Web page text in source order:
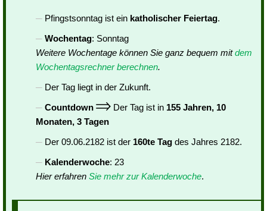
Pfingstsonntag ist ein katholischer Feiertag.
Wochentag: Sonntag
Weitere Wochentage können Sie ganz bequem mitdem
Wochentagsrechner berechnen.
Der Tag liegt in der Zukunft.
Countdown
Der Tag ist in 155 Jahren, 10
Monaten, 3 Tagen
Der 09.06.2182 ist der 160te Tag des Jahres 2182.
Kalenderwoche: 23
Hier erfahren Sie mehr zur Kalenderwoche.